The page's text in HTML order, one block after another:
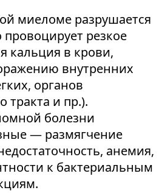
миеломе разрушается
провоцирует резкое
кальция в крови,
внутренних
органов
тракта и пр.).
болезни
— размягчение
анемия,
к бактериальным